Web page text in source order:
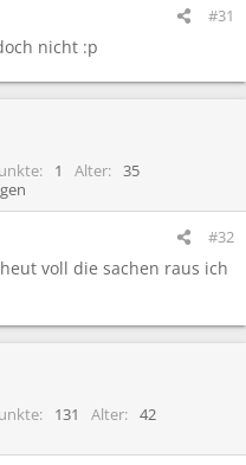
#31
nicht :p
1 Alter
35
#32
voll die sachen raus ich
131 Alter
42